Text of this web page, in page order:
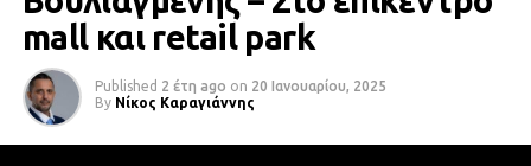
mall και retail park
Published 2 έτη ago on 20 Ιανουαρίου, 2025
By Νίκος Καραγιάννης